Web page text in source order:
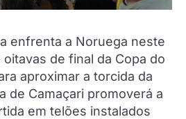
enfrenta a Noruega neste
de final da Copa do
aproximar a torcida da
de Camaçari promoverá a
em telões instalados